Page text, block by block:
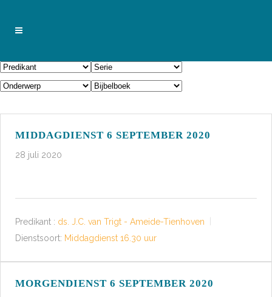
MIDDAGDIENST 6 SEPTEMBER 2020
28 juli 2020
Predikant : ds. J.C. van Trigt - Ameide-Tienhoven
Dienstsoort: Middagdienst 16.30 uur
MORGENDIENST 6 SEPTEMBER 2020